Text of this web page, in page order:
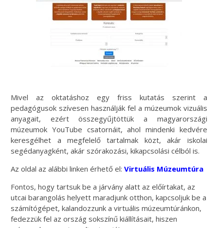
Mivel az oktatáshoz egy friss kutatás szerint a
pedagógusok szívesen használják fel a múzeumok vizuális
anyagait, ezért összegyűjtöttük a magyarországi
múzeumok YouTube csatornáit, ahol mindenki kedvére
keresgélhet a megfelelő tartalmak közt, akár iskolai
segédanyagként, akár szórakozási, kikapcsolási célból is.
Az oldal az alábbi linken érhető el:Virtuális Múzeumtúra
Fontos, hogy tartsuk be a járvány alatt az előírtakat, az
utcai barangolás helyett maradjunk otthon, kapcsoljuk be a
számítógépet, kalandozzunk a virtuális múzeumtúránkon,
fedezzük fel az ország sokszínű kiállításait, hiszen